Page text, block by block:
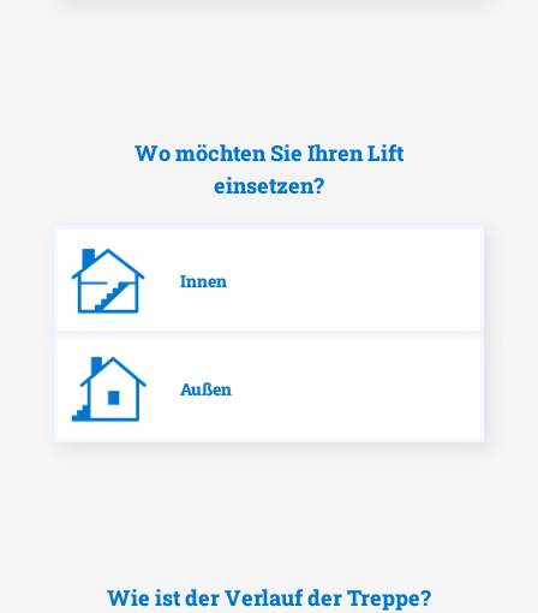
Wo möchten Sie Ihren Lift
einsetzen?
Innen
Außen
Wie ist der Verlauf der Treppe?